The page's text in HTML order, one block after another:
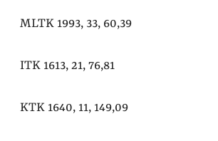
MLTK 1993, 33, 60,39
ITK 1613, 21, 76,81
KTK 1640, 11, 149,09